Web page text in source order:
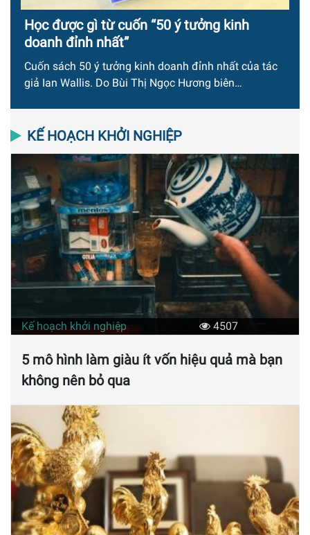
Học được gì từ cuốn “50 ý tưởng kinh
doanh đỉnh nhất”
Cuốn sách 50 ý tưởng kinh doanh đỉnh nhất của tác
giả Ian Wallis. Do Bùi Thị Ngọc Hương biên…
KẾ HOẠCH KHỞI NGHIỆP
Kế hoạch khởi nghiệp 4507
5 mô hình làm giàu ít vốn hiệu quả mà bạn
không nên bỏ qua